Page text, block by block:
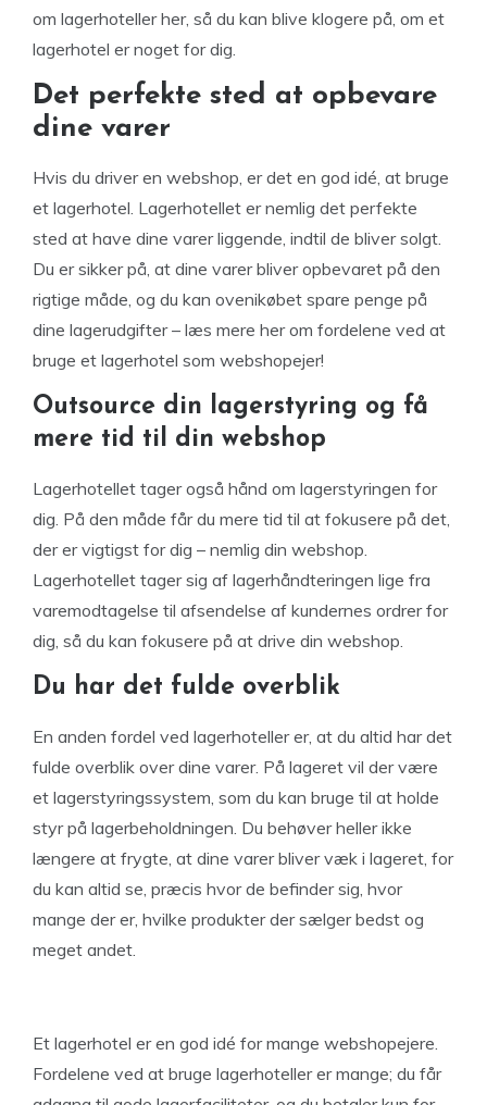
om lagerhoteller her, så du kan blive klogere på, om et
lagerhotel er noget for dig.
Det perfekte sted at opbevare
dine varer
Hvis du driver en webshop, er det en god idé, at bruge
et lagerhotel. Lagerhotellet er nemlig det perfekte
sted at have dine varer liggende, indtil de bliver solgt.
Du er sikker på, at dine varer bliver opbevaret på den
rigtige måde, og du kan ovenikøbet spare penge på
dine lagerudgifter – læs mere her om fordelene ved at
bruge et lagerhotel som webshopejer!
Outsource din lagerstyring og få
mere tid til din webshop
Lagerhotellet tager også hånd om lagerstyringen for
dig. På den måde får du mere tid til at fokusere på det,
der er vigtigst for dig – nemlig din webshop.
Lagerhotellet tager sig af lagerhåndteringen lige fra
varemodtagelse til afsendelse af kundernes ordrer for
dig, så du kan fokusere på at drive din webshop.
Du har det fulde overblik
En anden fordel ved lagerhoteller er, at du altid har det
fulde overblik over dine varer. På lageret vil der være
et lagerstyringssystem, som du kan bruge til at holde
styr på lagerbeholdningen. Du behøver heller ikke
længere at frygte, at dine varer bliver væk i lageret, for
du kan altid se, præcis hvor de befinder sig, hvor
mange der er, hvilke produkter der sælger bedst og
meget andet.
Et lagerhotel er en god idé for mange webshopejere.
Fordelene ved at bruge lagerhoteller er mange; du får